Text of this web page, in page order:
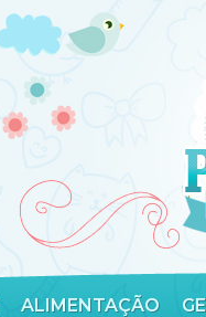
ALIMENTAÇÃO